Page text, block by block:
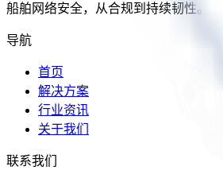
船舶网络安全，从合规到持续韧性。
导航
首页
解决方案
行业资讯
关于我们
联系我们